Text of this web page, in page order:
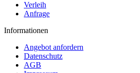
Verleih
Anfrage
Informationen
Angebot anfordern
Datenschutz
AGB